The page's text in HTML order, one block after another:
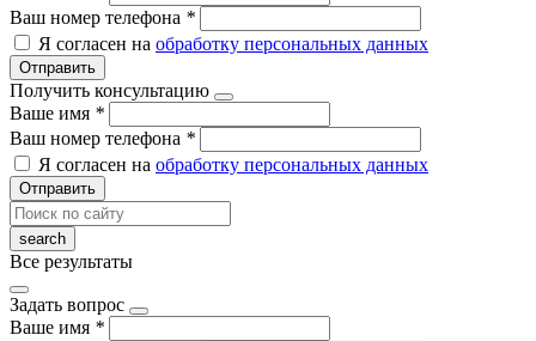
Ваш номер телефона *
Я согласен на обработку персональных данных
Отправить
Получить консультацию
Ваше имя *
Ваш номер телефона *
Я согласен на обработку персональных данных
Отправить
Все результаты
Задать вопрос
Ваше имя *